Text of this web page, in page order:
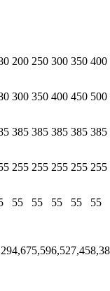
200 250 300 350 400
300 350 400 450 500
385 385 385 385 385
255 255 255 255 255
55 55 55 55 55
4,675,596,527,458,38